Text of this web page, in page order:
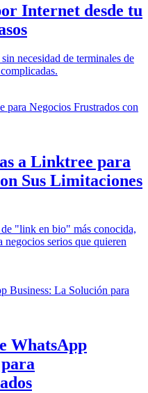
Internet desde tu
necesidad de terminales de
a Linktree para
Sus Limitaciones
"link en bio" más conocida,
negocios serios que quieren
WhatsApp